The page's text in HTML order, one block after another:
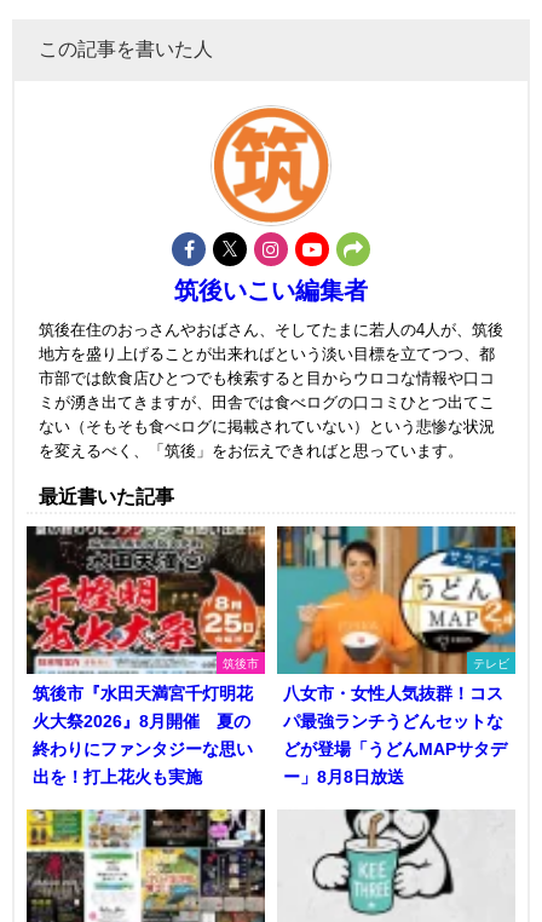
この記事を書いた人
筑後いこい編集者
筑後在住のおっさんやおばさん、そしてたまに若人の4人が、筑後
地方を盛り上げることが出来ればという淡い目標を立てつつ、都
市部では飲食店ひとつでも検索すると目からウロコな情報や口コ
ミが湧き出てきますが、田舎では食べログの口コミひとつ出てこ
ない（そもそも食べログに掲載されていない）という悲惨な状況
を変えるべく、「筑後」をお伝えできればと思っています。
最近書いた記事
筑後市
筑後市『水田天満宮千灯明花
火大祭2026』8月開催 夏の
終わりにファンタジーな思い
出を！打上花火も実施
テレビ
八女市・女性人気抜群！コス
パ最強ランチうどんセットな
どが登場「うどんMAPサタデ
ー」8月8日放送